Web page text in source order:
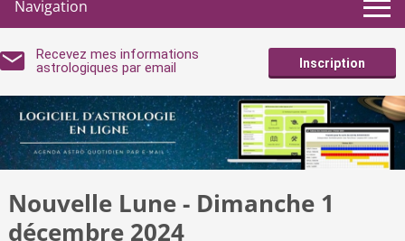
Navigation
Recevez mes informations
astrologiques par email
Inscription
Nouvelle Lune - Dimanche 1
décembre 2024